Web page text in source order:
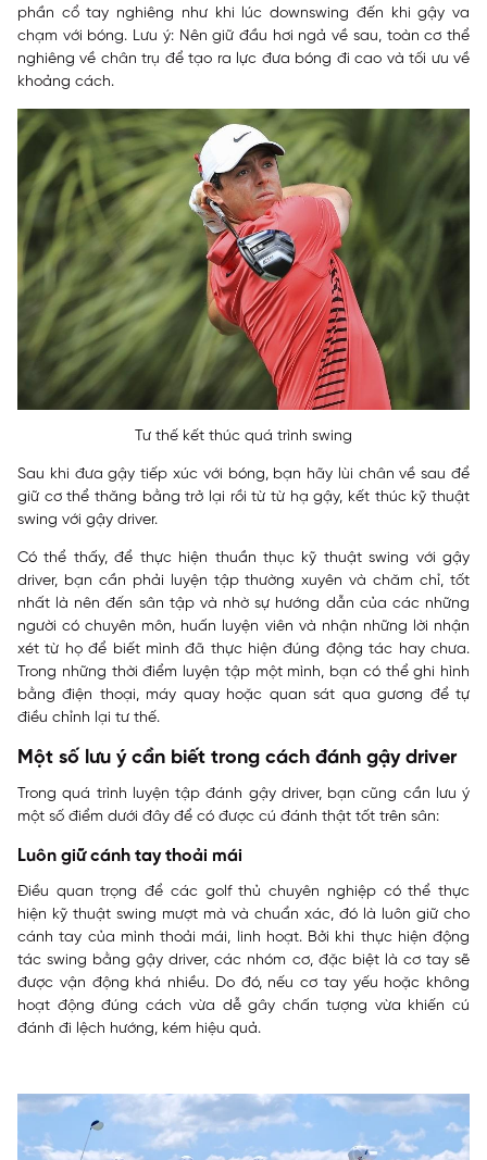
phần cổ tay nghiêng như khi lúc downswing đến khi gậy va
chạm với bóng. Lưu ý: Nên giữ đầu hơi ngả về sau, toàn cơ thể
nghiêng về chân trụ để tạo ra lực đưa bóng đi cao và tối ưu về
khoảng cách.
Tư thế kết thúc quá trình swing
Sau khi đưa gậy tiếp xúc với bóng, bạn hãy lùi chân về sau để
giữ cơ thể thăng bằng trở lại rồi từ từ hạ gậy, kết thúc kỹ thuật
swing với gậy driver.
Có thể thấy, để thực hiện thuần thục kỹ thuật swing với gậy
driver, bạn cần phải luyện tập thường xuyên và chăm chỉ, tốt
nhất là nên đến sân tập và nhờ sự hướng dẫn của các những
người có chuyên môn, huấn luyện viên và nhận những lời nhận
xét từ họ để biết mình đã thực hiện đúng động tác hay chưa.
Trong những thời điểm luyện tập một mình, bạn có thể ghi hình
bằng điện thoại, máy quay hoặc quan sát qua gương để tự
điều chỉnh lại tư thế.
Một số lưu ý cần biết trong cách đánh gậy driver
Trong quá trình luyện tập đánh gậy driver, bạn cũng cần lưu ý
một số điểm dưới đây để có được cú đánh thật tốt trên sân:
Luôn giữ cánh tay thoải mái
Điều quan trọng để các golf thủ chuyên nghiệp có thể thực
hiện kỹ thuật swing mượt mà và chuẩn xác, đó là luôn giữ cho
cánh tay của mình thoải mái, linh hoạt. Bởi khi thực hiện động
tác swing bằng gậy driver, các nhóm cơ, đặc biệt là cơ tay sẽ
được vận động khá nhiều. Do đó, nếu cơ tay yếu hoặc không
hoạt động đúng cách vừa dễ gây chấn tượng vừa khiến cú
đánh đi lệch hướng, kém hiệu quả.